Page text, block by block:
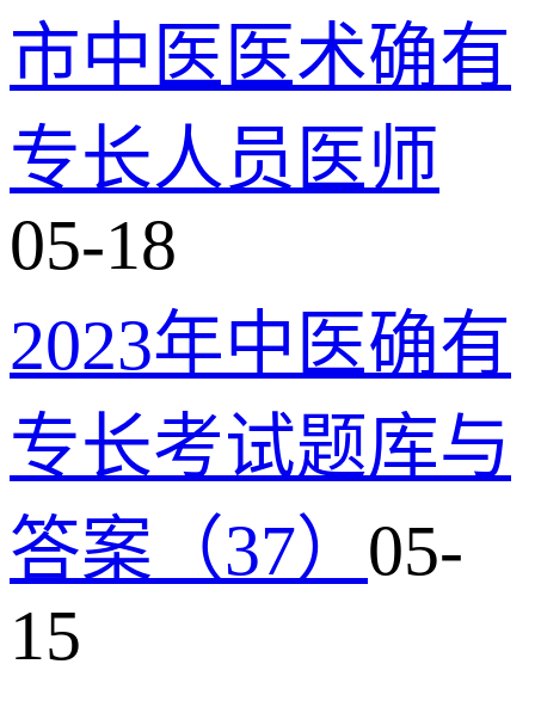
市中医医术确有
专长人员医师
05-18
2023年中医确有
专长考试题库与
答案（37） 05-
15